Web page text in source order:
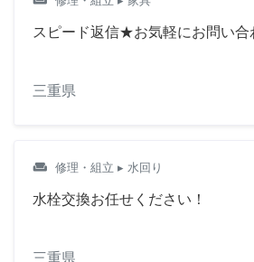
スピード返信★お気軽にお問い合
三重県
weekend 修理・組立 ▸ 水回り
水栓交換お任せください！
三重県